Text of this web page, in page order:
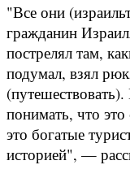
"Все они
гражданин
пострелял там,
подумал, взял
понимать, что
это богатые
историей", —